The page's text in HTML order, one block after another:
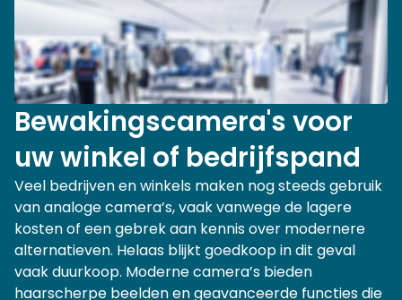
Bewakingscamera's voor
uw winkel of bedrijfspand
Veel bedrijven en winkels maken nog steeds gebruik
van analoge camera’s, vaak vanwege de lagere
kosten of een gebrek aan kennis over modernere
alternatieven. Helaas blijkt goedkoop in dit geval
vaak duurkoop. Moderne camera’s bieden
haarscherpe beelden en geavanceerde functies die